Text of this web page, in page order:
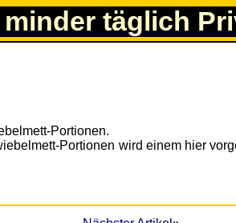
täglich
Portionen wird einem hier